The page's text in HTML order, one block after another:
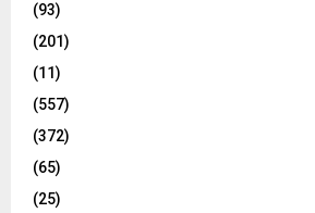
(93)
(201)
(11)
(557)
(372)
(65)
(25)